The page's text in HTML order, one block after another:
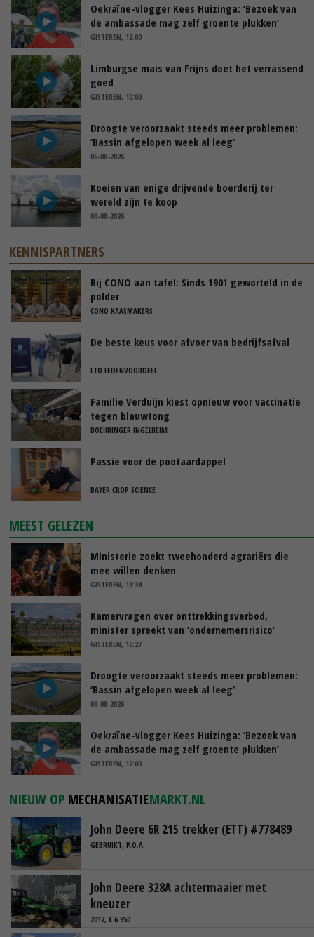
Oekraïne-vlogger Kees Huizinga: ‘Bezoek van
de ambassade mag zelf groente plukken’
GISTEREN, 12:00
Limburgse mais van Frijns doet het verrassend
goed
GISTEREN, 10:00
Droogte veroorzaakt steeds meer problemen:
‘Bassin afgelopen week al leeg’
06-08-2026
Koeien van enige drijvende boerderij ter
wereld zijn te koop
06-08-2026
KENNISPARTNERS
Bij CONO aan tafel: Sinds 1901 geworteld in de
polder
CONO KAASMAKERS
De beste keus voor afvoer van bedrijfsafval
LTO LEDENVOORDEEL
Familie Verduijn kiest opnieuw voor vaccinatie
tegen blauwtong
BOEHRINGER INGELHEIM
Passie voor de pootaardappel
BAYER CROP SCIENCE
MEEST GELEZEN
Ministerie zoekt tweehonderd agrariërs die
mee willen denken
GISTEREN, 11:34
Kamervragen over onttrekkingsverbod,
minister spreekt van ‘ondernemersrisico’
GISTEREN, 16:27
Droogte veroorzaakt steeds meer problemen:
‘Bassin afgelopen week al leeg’
06-08-2026
Oekraïne-vlogger Kees Huizinga: ‘Bezoek van
de ambassade mag zelf groente plukken’
GISTEREN, 12:00
NIEUW OP MECHANISATIEMARKT.NL
John Deere 6R 215 trekker (ETT) #778489
GEBRUIKT, P.O.A.
John Deere 328A achtermaaier met
kneuzer
2012, € 6.950